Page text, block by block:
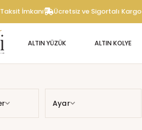
İmkanı Ücretsiz ve Sigortalı Kargo
ALTIN YÜZÜK ALTIN KOLYE
Ayar